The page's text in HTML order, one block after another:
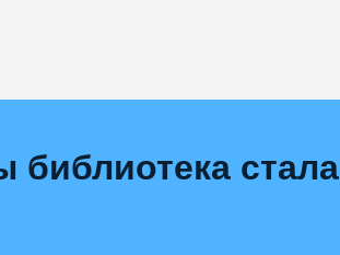
библиотека стала